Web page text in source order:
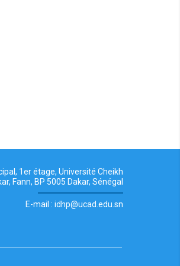
1er étage, Université Cheikh
Fann, BP 5005 Dakar, Sénégal
E-mail : idhp@ucad.edu.sn